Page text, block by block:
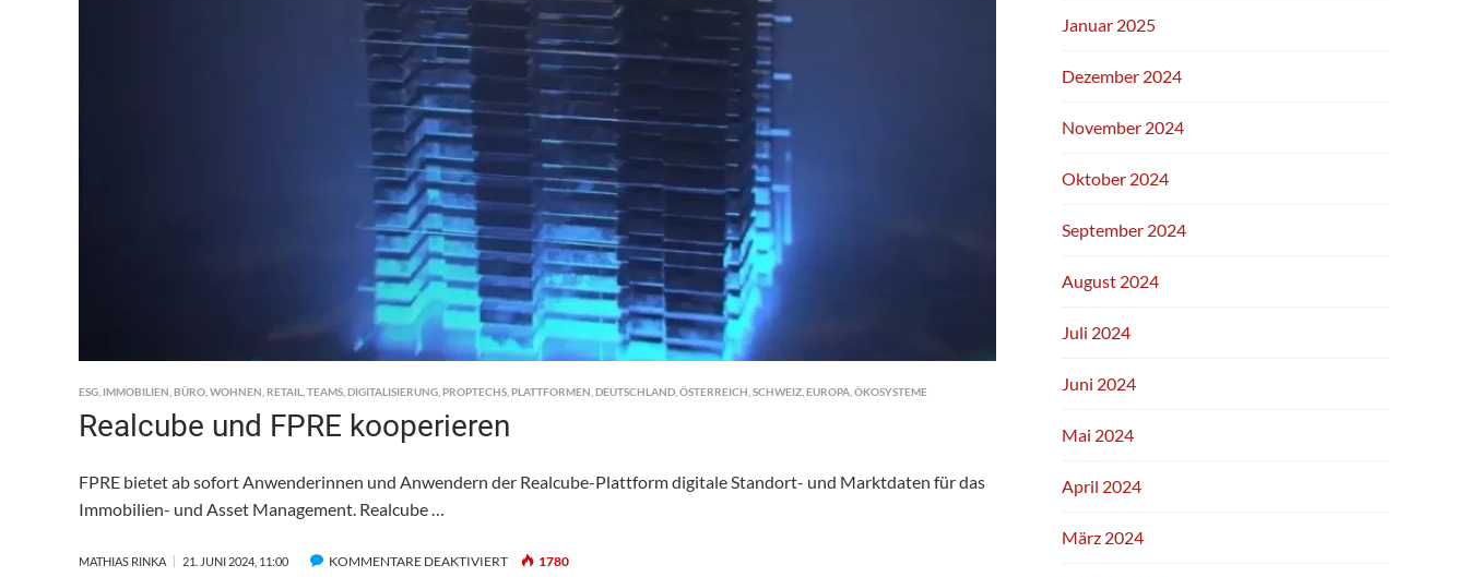
(TEIL
ESG IMMOBILIEN BÜRO WOHNEN RETAIL TEAMS DIGITALISIERUNG PROPTECHS PLATTFORMEN DEUTSCHLAND ÖSTERREICH SCHWEIZ EUROPA ÖKOSYSTEME
Realcube und FPRE kooperieren
FPRE bietet ab sofort Anwenderinnen und Anwendern der Realcube-Plattform digitale Standort- und Marktdaten für das
Immobilien- und Asset Management. Realcube …
MATHIAS RINKA 21. JUNI 2024, 11:00 KOMMENTARE DEAKTIVIERTFÜR 1780
Januar 2025
Dezember 2024
November 2024
Oktober 2024
September 2024
August 2024
Juli 2024
Juni 2024
Mai 2024
April 2024
März 2024